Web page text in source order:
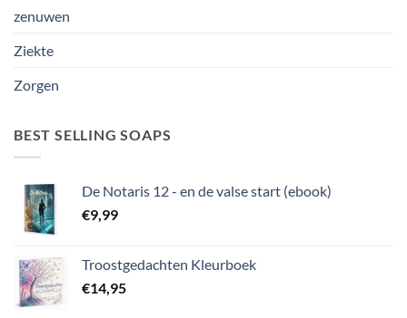
zenuwen
Ziekte
Zorgen
BEST SELLING SOAPS
De Notaris 12 - en de valse start (ebook)
€9,99
Troostgedachten Kleurboek
€14,95